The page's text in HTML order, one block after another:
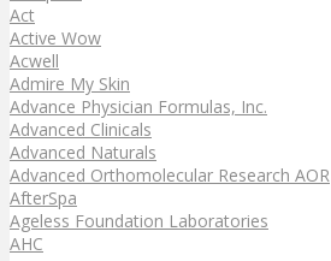
Act
Active Wow
Acwell
Admire My Skin
Advance Physician Formulas, Inc.
Advanced Clinicals
Advanced Naturals
Advanced Orthomolecular Research AOR
AfterSpa
Ageless Foundation Laboratories
AHC